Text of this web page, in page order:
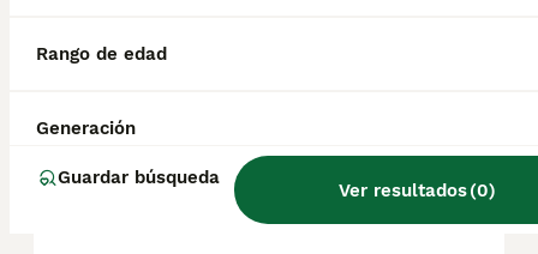
Rango de edad
Generación
Guardar búsqueda
Ver resultados(0)
¿Cuánto suele vivir un akita
¿Cuál es mejor, Akita o